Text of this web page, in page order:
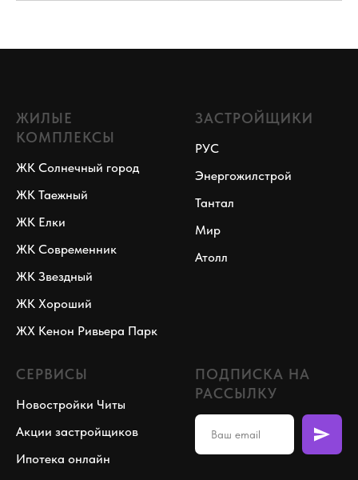
ЖИЛЫЕ
КОМПЛЕКСЫ
ЖК Солнечный город
ЖК Таежный
ЖК Елки
ЖК Современник
ЖК Звездный
ЖК Хороший
ЖХ Кенон Ривьера Парк
ЗАСТРОЙЩИКИ
РУС
Энергожилстрой
Тантал
Мир
Атолл
СЕРВИСЫ
Новостройки Читы
Акции застройщиков
Ипотека онлайн
ПОДПИСКА НА
РАССЫЛКУ